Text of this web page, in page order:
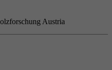
Austria